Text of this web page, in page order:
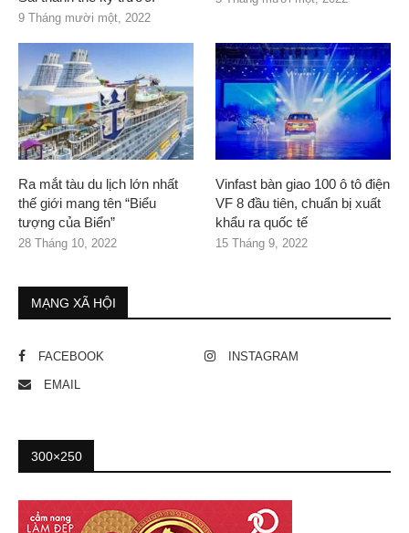
9 Tháng mười một, 2022
Ra mắt tàu du lịch lớn nhất
thế giới mang tên “Biểu
tượng của Biển”
28 Tháng 10, 2022
Vinfast bàn giao 100 ô tô điện
VF 8 đầu tiên, chuẩn bị xuất
khẩu ra quốc tế
15 Tháng 9, 2022
MẠNG XÃ HỘI
FACEBOOK INSTAGRAM
EMAIL
300×250